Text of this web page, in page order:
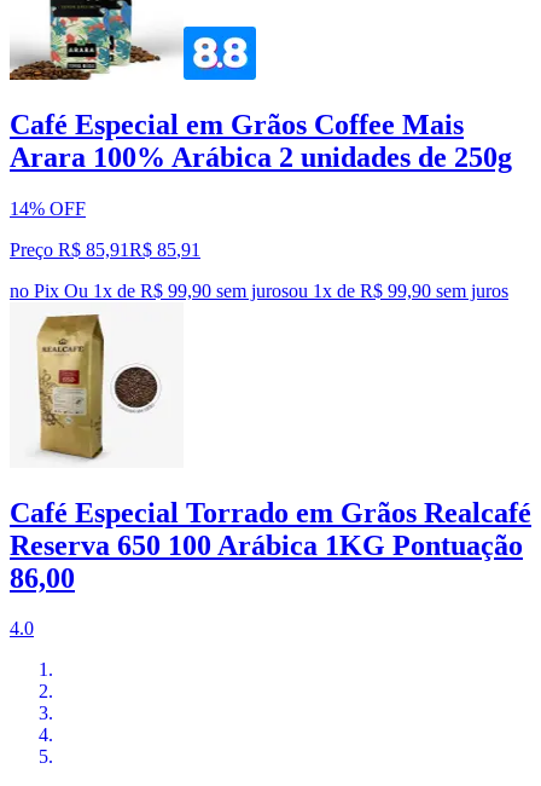
Café Especial em Grãos Coffee Mais
Arara 100% Arábica 2 unidades de 250g
14% OFF
Preço R$ 85,91R$ 85,91
no Pix Ou 1x de R$ 99,90 sem jurosou 1x de R$ 99,90 sem juros
Café Especial Torrado em Grãos Realcafé
Reserva 650 100 Arábica 1KG Pontuação
86,00
4.0